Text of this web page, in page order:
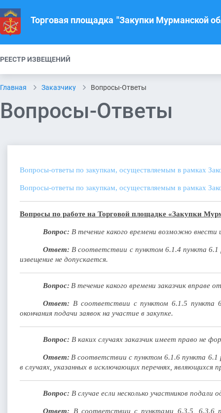
Торговая площадка "Закупки Мурманской
РЕЕСТР ИЗВЕЩЕНИЙ
Главная Заказчику Вопросы-Ответы
Вопросы-Ответы
Вопросы-ответы по закупкам, осуществляемым в рамках
Вопросы-ответы по закупкам, осуществляемым в рамках
Вопросы по работе на Торговой площадке «Закупки
Вопрос: В течение какого времени возможно внести
Ответ: В соответствии с пунктом 6.1.4 пункта 6.1
извещение не допускается.
Вопрос: В течение какого времени заказчик вправе
Ответ: В соответствии с пунктом 6.1.5 пункта
окончания подачи заявок на участие в закупке.
Вопрос: В каких случаях заказчик имеет право не
Ответ: В соответствии с пунктом 6.1.6 пункта 6.1
в случаях, указанных в исключающих перечнях, являющихся
Вопрос: В случае если несколько участников
Ответ: В соответствии с пунктами 6.3.5, 6.3.6